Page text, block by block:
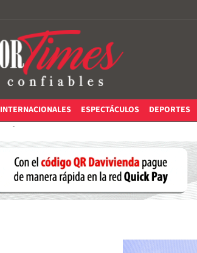
INTERNACIONALES ESPECTÁCULOS DEPORTES